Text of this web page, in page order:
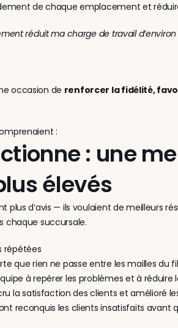
de chaque emplacement et
réduit ma charge de travail
occasion de renforcer la fidélité,
:
: une
élevés
d’avis — ils voulaient de meilleurs
chaque succursale.
répétées
que rien ne passe entre les mailles du
à repérer les problèmes et à
la satisfaction des clients et amélioré
reconquis les clients insatisfaits avant